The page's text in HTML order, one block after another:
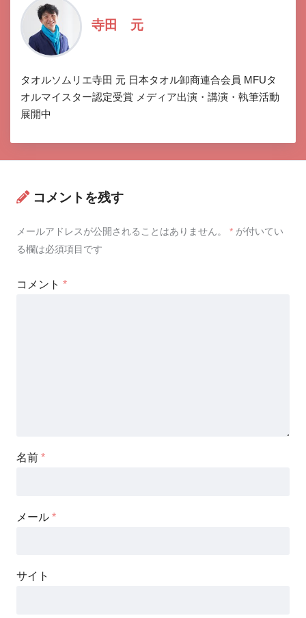
寺田 元
タオルソムリエ寺田 元 日本タオル卸商連合会員 MFUタ
オルマイスター認定受賞 メディア出演・講演・執筆活動
展開中
コメントを残す
メールアドレスが公開されることはありません。 * が付いてい
る欄は必須項目です
コメント *
名前 *
メール *
サイト